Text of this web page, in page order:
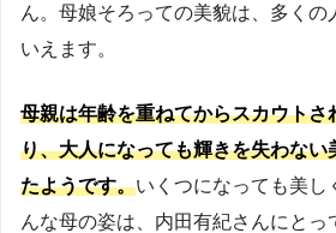
ん。母娘そろっての美貌は、多くの
いえます。
母親は年齢を重ねてからスカウトさ
り、大人になっても輝きを失わない
たようです。いくつになっても美
んな母の姿は、内田有紀さんにとっ